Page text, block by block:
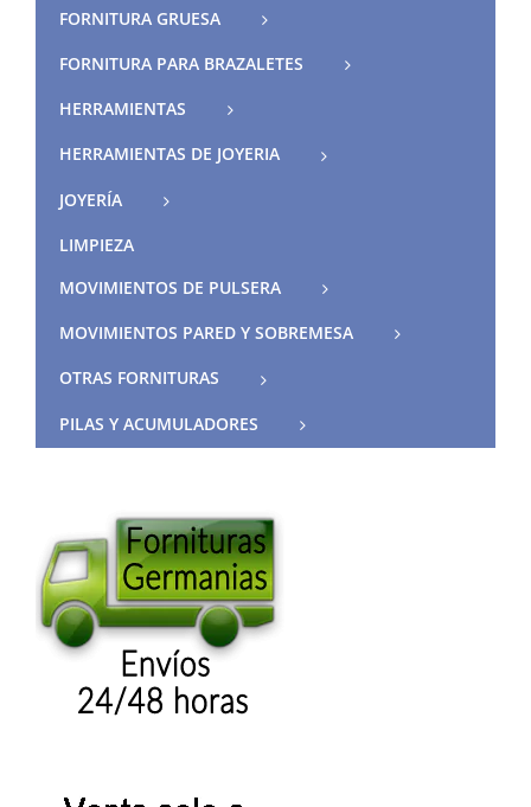
FORNITURA GRUESA
FORNITURA PARA BRAZALETES
HERRAMIENTAS
HERRAMIENTAS DE JOYERIA
JOYERÍA
LIMPIEZA
MOVIMIENTOS DE PULSERA
MOVIMIENTOS PARED Y SOBREMESA
OTRAS FORNITURAS
PILAS Y ACUMULADORES